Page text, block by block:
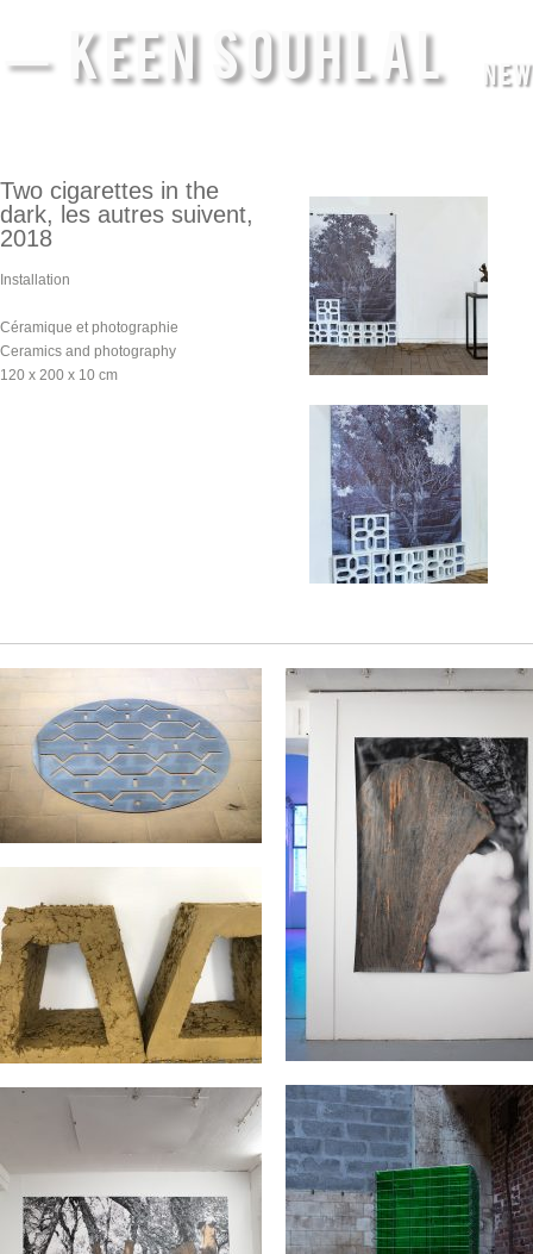
— KEEN SOUHLAL
Two cigarettes in the
dark, les autres suivent,
2018
Installation
Céramique et photographie
Ceramics and photography
120 x 200 x 10 cm